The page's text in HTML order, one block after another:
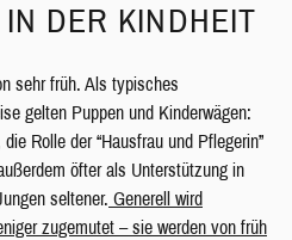
DER KINDHEIT
sehr früh. Als typisches
gelten Puppen und Kinderwägen:
Rolle der “Hausfrau und Pflegerin”
öfter als Unterstützung in
seltener. Generell wird
zugemutet – sie werden von früh